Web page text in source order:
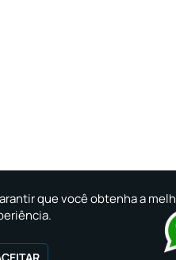
que você obtenha a